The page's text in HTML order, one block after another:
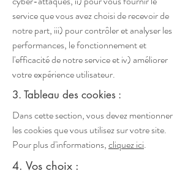
service que vous avez choisi de recevoir de
notre part, iii) pour contrôler et analyser les
performances, le fonctionnement et
l'efficacité de notre service et iv) améliorer
votre expérience utilisateur.
3. Tableau des cookies :
Dans cette section, vous devez mentionner
les cookies que vous utilisez sur votre site.
Pour plus d'informations,cliquez ici.
4. Vos choix :